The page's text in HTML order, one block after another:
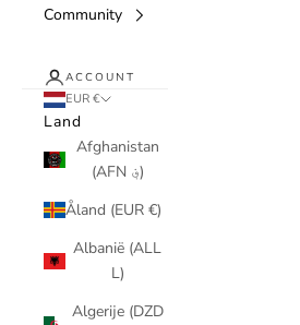
Community
ACCOUNT
EUR €
Land
Afghanistan
(AFN ؋)
Åland (EUR €)
Albanië (ALL
L)
Algerije (DZD